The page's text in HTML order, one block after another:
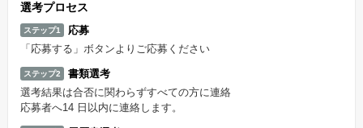
選考プロセス
ステップ1
応募
「応募する」ボタンよりご応募ください
ステップ2
書類選考
選考結果は合否に関わらずすべての方に連絡
応募者へ14 日以内に連絡します。